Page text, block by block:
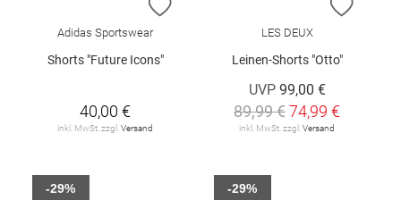
ZUR WUNSCHLISTE HINZUFÜGEN
Adidas Sportswear
Shorts "Future Icons"
40,00 €
inkl. MwSt. zzgl.Versand
ZUR
LES DEUX
Leinen-Shorts "Otto"
UVP 99,00 €
89,99 €74,99 €
inkl. MwSt. zzgl.Versand
-29% -29%